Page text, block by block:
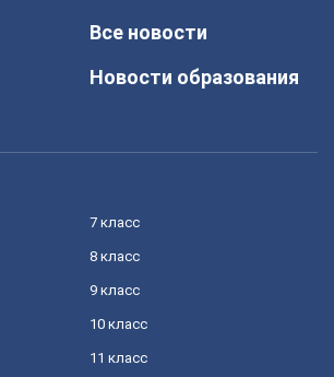
Все новости
Новости образования
7 класс
8 класс
9 класс
10 класс
11 класс